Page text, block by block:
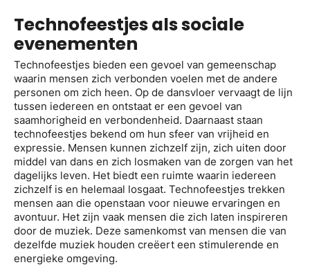
Technofeestjes als sociale
evenementen
Technofeestjes bieden een gevoel van gemeenschap
waarin mensen zich verbonden voelen met de andere
personen om zich heen. Op de dansvloer vervaagt de lijn
tussen iedereen en ontstaat er een gevoel van
saamhorigheid en verbondenheid. Daarnaast staan
technofeestjes bekend om hun sfeer van vrijheid en
expressie. Mensen kunnen zichzelf zijn, zich uiten door
middel van dans en zich losmaken van de zorgen van het
dagelijks leven. Het biedt een ruimte waarin iedereen
zichzelf is en helemaal losgaat. Technofeestjes trekken
mensen aan die openstaan voor nieuwe ervaringen en
avontuur. Het zijn vaak mensen die zich laten inspireren
door de muziek. Deze samenkomst van mensen die van
dezelfde muziek houden creëert een stimulerende en
energieke omgeving.